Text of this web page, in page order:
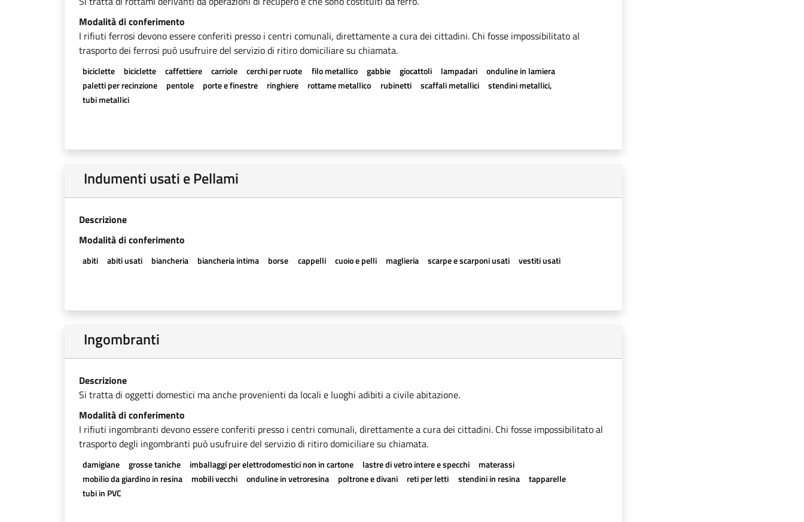
Modalità di conferimento
I rifiuti ferrosi devono essere conferiti presso i centri comunali, direttamente a cura dei cittadini. Chi fosse impossibilitato al
trasporto dei ferrosi può usufruire del servizio di ritiro domiciliare su chiamata.
biciclette biciclette caffettiere carriole cerchi per ruote filo metallico gabbie giocattoli lampadari
onduline in lamiera
paletti per recinzione
pentole porte e finestre ringhiere rottame metallico rubinetti scaffali metallici
stendini metallici,
tubi metallici
Indumenti usati e Pellami
Descrizione
Modalità di conferimento
abiti abiti usati biancheria biancheria intima borse cappelli cuoio e pelli maglieria scarpe e scarponi usati vestiti usati
Ingombranti
Descrizione
Si tratta di oggetti domestici ma anche provenienti da locali e luoghi adibiti a civile abitazione.
Modalità di conferimento
I rifiuti ingombranti devono essere conferiti presso i centri comunali, direttamente a cura dei cittadini. Chi fosse impossibilitato al
trasporto degli ingombranti può usufruire del servizio di ritiro domiciliare su chiamata.
damigiane grosse taniche imballaggi per elettrodomestici non in cartone lastre di vetro intere e specchi
materassi
mobilio da giardino in resina
mobili vecchi onduline in vetroresina poltrone e divani reti per letti stendini in resina
tapparelle
tubi in PVC